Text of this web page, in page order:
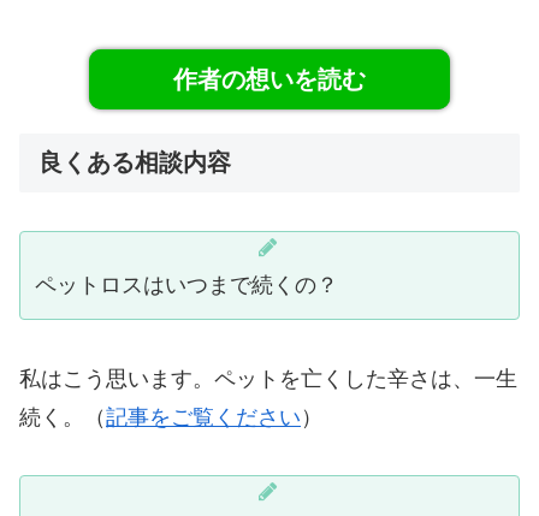
作者の想いを読む
良くある相談内容
ペットロスはいつまで続くの？
私はこう思います。ペットを亡くした辛さは、一生
続く。（記事をご覧ください ）